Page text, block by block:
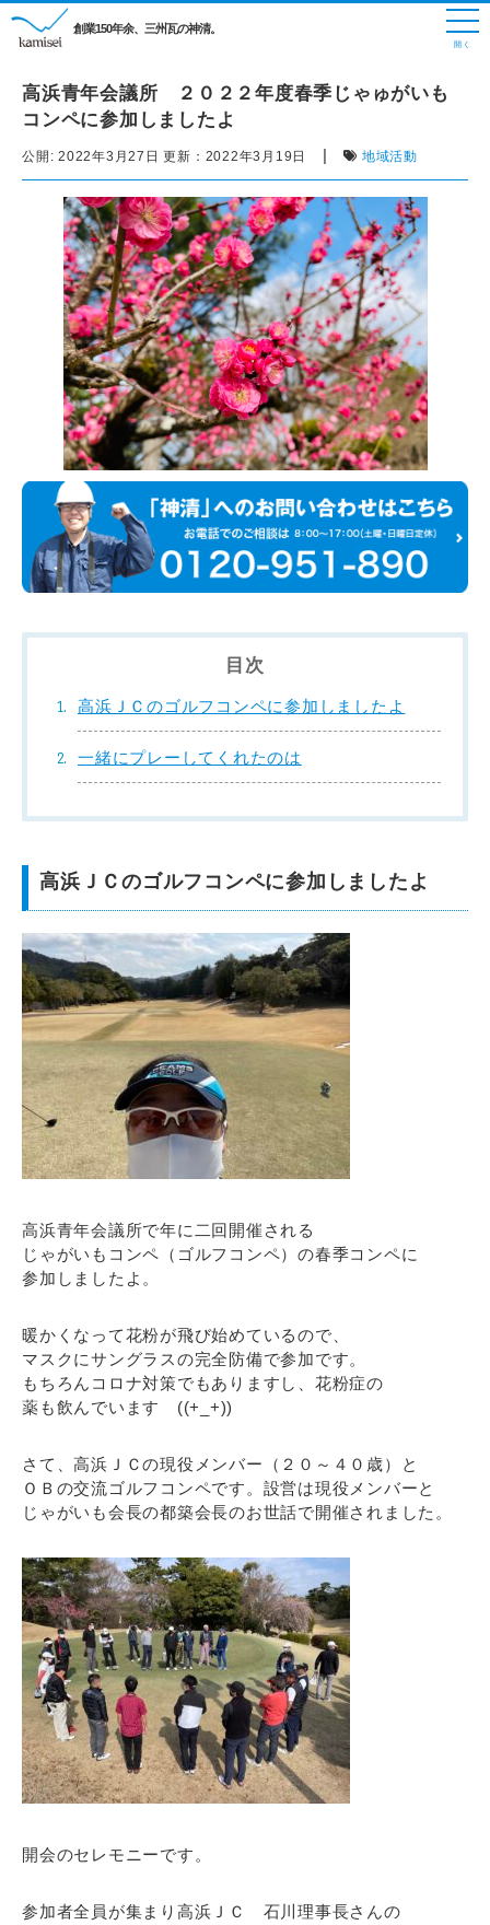
創業150年余、三州瓦の神清。
高浜青年会議所 ２０２２年度春季じゃゅがいも
コンペに参加しましたよ
公開: 2022年3月27日 更新： 2022年3月19日 | 地域活動
目次
高浜ＪＣのゴルフコンペに参加しましたよ
一緒にプレーしてくれたのは
高浜ＪＣのゴルフコンペに参加しましたよ
高浜青年会議所で年に二回開催される
じゃがいもコンペ（ゴルフコンペ）の春季コンペに
参加しましたよ。
暖かくなって花粉が飛び始めているので、
マスクにサングラスの完全防備で参加です。
もちろんコロナ対策でもありますし、花粉症の
薬も飲んでいます ((+_+))
さて、高浜ＪＣの現役メンバー（２０～４０歳）と
ＯＢの交流ゴルフコンペです。設営は現役メンバーと
じゃがいも会長の都築会長のお世話で開催されました。
開会のセレモニーです。
参加者全員が集まり高浜ＪＣ 石川理事長さんの